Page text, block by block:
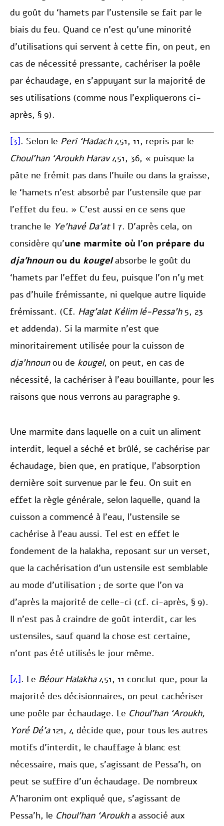
du goût du ‘hamets par l’ustensile se fait par le
biais du feu. Quand ce n’est qu’une minorité
d’utilisations qui servent à cette fin, on peut, en
cas de nécessité pressante, cachériser la poêle
par échaudage, en s’appuyant sur la majorité de
ses utilisations (comme nous l’expliquerons ci-
après, § 9).
[3]. Selon le Peri ‘Hadach451, 11, repris par le
Choul’han ‘Aroukh Harav451, 36, « puisque la
pâte ne frémit pas dans l’huile ou dans la graisse,
le ‘hamets n’est absorbé par l’ustensile que par
l’effet du feu. » C’est aussi en ce sens que
tranche le Ye’havé Da’atI 7. D’après cela, on
considère qu’une marmite où l’on prépare du
dja’hnounou du kougel absorbe le goût du
‘hamets par l’effet du feu, puisque l’on n’y met
pas d’huile frémissante, ni quelque autre liquide
frémissant. (Cf. Hag’alat Kélim lé-Pessa’h5, 23
et addenda). Si la marmite n’est que
minoritairement utilisée pour la cuisson de
dja’hnounou de kougel, on peut, en cas de
nécessité, la cachériser à l’eau bouillante, pour les
raisons que nous verrons au paragraphe 9.
Une marmite dans laquelle on a cuit un aliment
interdit, lequel a séché et brûlé, se cachérise par
échaudage, bien que, en pratique, l’absorption
dernière soit survenue par le feu. On suit en
effet la règle générale, selon laquelle, quand la
cuisson a commencé à l’eau, l’ustensile se
cachérise à l’eau aussi. Tel est en effet le
fondement de la halakha, reposant sur un verset,
que la cachérisation d’un ustensile est semblable
au mode d’utilisation ; de sorte que l’on va
d’après la majorité de celle-ci (cf. ci-après, § 9).
Il n’est pas à craindre de goût interdit, car les
ustensiles, sauf quand la chose est certaine,
n’ont pas été utilisés le jour même.
[4]. Le Béour Halakha451, 11 conclut que, pour la
majorité des décisionnaires, on peut cachériser
une poêle par échaudage. Le Choul’han ‘Aroukh,
Yoré Dé’a 121, 4 décide que, pour tous les autres
motifs d’interdit, le chauffage à blanc est
nécessaire, mais que, s’agissant de Pessa’h, on
peut se suffire d’un échaudage. De nombreux
A’haronim ont expliqué que, s’agissant de
Pessa’h, le Choul’han ‘Aroukha associé aux